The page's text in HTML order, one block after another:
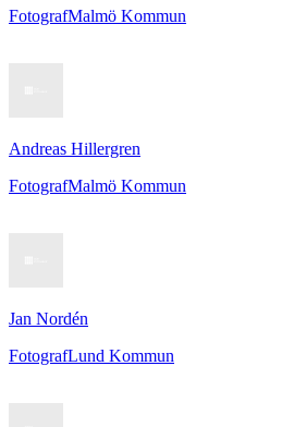
FotografMalmö Kommun
Andreas Hillergren
FotografMalmö Kommun
Jan Nordén
FotografLund Kommun